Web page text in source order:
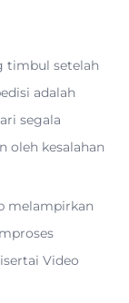
wiring dan
OFC 99,9%
interferensi
dan video
timbul setelah
adalah
segala
oleh kesalahan
melampirkan
Video